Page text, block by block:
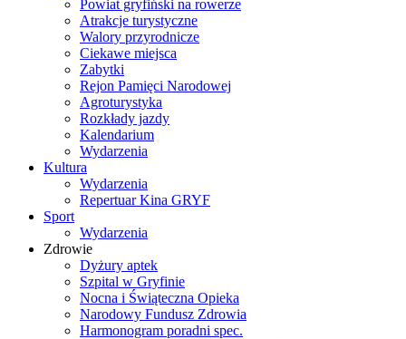
Powiat gryfiński na rowerze
Atrakcje turystyczne
Walory przyrodnicze
Ciekawe miejsca
Zabytki
Rejon Pamięci Narodowej
Agroturystyka
Rozkłady jazdy
Kalendarium
Wydarzenia
Kultura
Wydarzenia
Repertuar Kina GRYF
Sport
Wydarzenia
Zdrowie
Dyżury aptek
Szpital w Gryfinie
Nocna i Świąteczna Opieka
Narodowy Fundusz Zdrowia
Harmonogram poradni spec.